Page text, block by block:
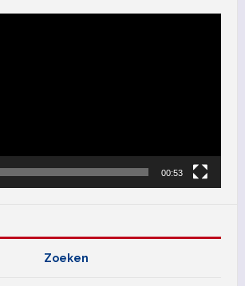
00:53
Zoeken